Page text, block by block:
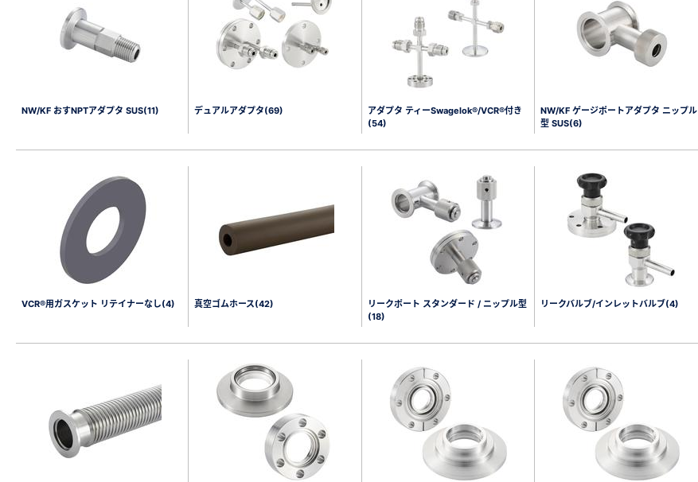
NW/KF おすNPTアダプタ SUS(11) デュアルアダプタ(69)
アダプタ ティーSwagelok®/VCR®付き
(54)
NW/KF ゲージポートアダプタ ニップル
型 SUS(6)
VCR®用ガスケット リテイナーなし(4) 真空ゴムホース(42)
リークポート スタンダード / ニップル型
(18)
リークバルブ/インレットバルブ(4)